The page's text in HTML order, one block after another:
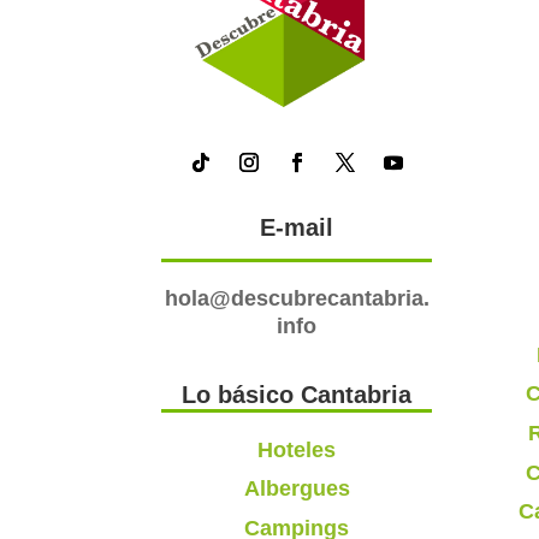
E-mail
hola@descubrecantabria.
info
Lo básico Cantabria
Hoteles
Albergues
Campings